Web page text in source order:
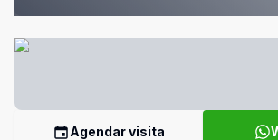
Agendar visita